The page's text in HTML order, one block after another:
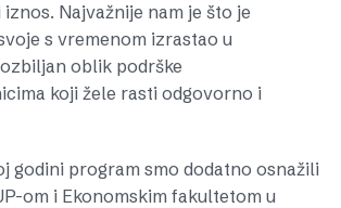
Najvažnije nam je što je
s vremenom izrastao u
oblik podrške
koji žele rasti odgovorno i
godini program smo dodatno osnažili
om i Ekonomskim fakultetom u